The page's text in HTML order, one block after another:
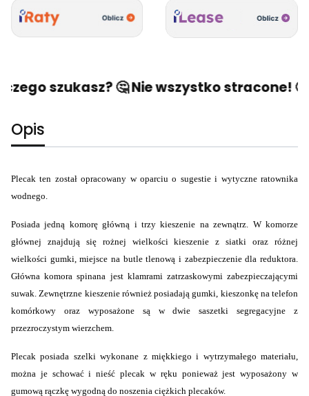
szukasz? 🤔 Nie wszystko stracone! 🙂
Opis
Plecak ten został opracowany w oparciu o sugestie i wytyczne ratownika
wodnego.
Posiada jedną komorę główną i trzy kieszenie na zewnątrz. W komorze
głównej znajdują się rożnej wielkości kieszenie z siatki oraz różnej
wielkości gumki, miejsce na butle tlenową i zabezpieczenie dla reduktora.
Główna komora spinana jest klamrami zatrzaskowymi zabezpieczającymi
suwak. Zewnętrzne kieszenie również posiadają gumki, kieszonkę na telefon
komórkowy oraz wyposażone są w dwie saszetki segregacyjne z
przezroczystym wierzchem.
Plecak posiada szelki wykonane z miękkiego i wytrzymałego materiału,
można je schować i nieść plecak w ręku ponieważ jest wyposażony w
gumową rączkę wygodną do noszenia ciężkich plecaków.